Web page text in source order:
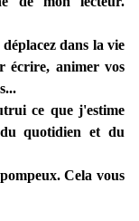
dans la vie
écrire, animer vos
ce que j'estime
quotidien et du
Cela vous